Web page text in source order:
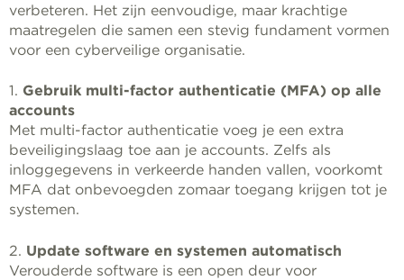
verbeteren. Het zijn eenvoudige, maar krachtige
maatregelen die samen een stevig fundament vormen
voor een cyberveilige organisatie.
1. Gebruik multi-factor authenticatie (MFA) op alle
accounts
Met multi-factor authenticatie voeg je een extra
beveiligingslaag toe aan je accounts. Zelfs als
inloggegevens in verkeerde handen vallen, voorkomt
MFA dat onbevoegden zomaar toegang krijgen tot je
systemen.
2. Update software en systemen automatisch
Verouderde software is een open deur voor